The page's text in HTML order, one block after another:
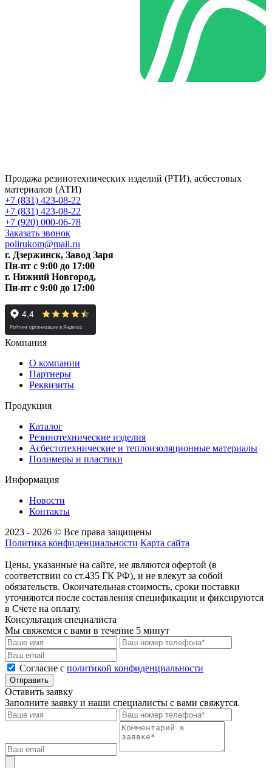
Продажа резинотехнических изделий (РТИ), асбестовых
материалов (АТИ)
+7 (831) 423-08-22
+7 (831) 423-08-22
+7 (920) 000-06-78
Заказать звонок
polirukom@mail.ru
г. Дзержинск, Завод Заря
Пн-пт c 9:00 до 17:00
г. Нижний Новгород,
Пн-пт c 9:00 до 17:00
Компания
О компании
Партнеры
Реквизиты
Продукция
Каталог
Резинотехнические изделия
Асбестотехнические и теплоизоляционные материалы
Полимеры и пластики
Информация
Новости
Контакты
2023 - 2026 © Все права защищены
Политика конфиденциальности Карта сайта
Цены, указанные на сайте, не являются офертой (в
соответствии со ст.435 ГК РФ), и не влекут за собой
обязательств. Окончательная стоимость, сроки поставки
уточняются после составления спецификации и фиксируются
в Счете на оплату.
Консультация специалиста
Мы свяжемся с вами в течение 5 минут
Cогласие с политикой конфиденциальности
Отправить
Оставить заявку
Заполните заявку и наши специалисты с вами свяжутся.